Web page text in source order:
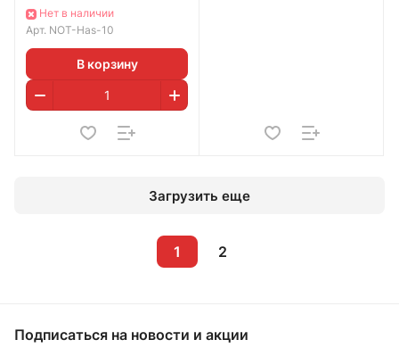
Нет в наличии
Арт. NOT-Has-10
В корзину
Загрузить еще
1 2
Подписаться на новости и акции